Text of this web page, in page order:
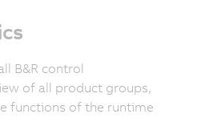
B&R control
of all product groups,
functions of the runtime